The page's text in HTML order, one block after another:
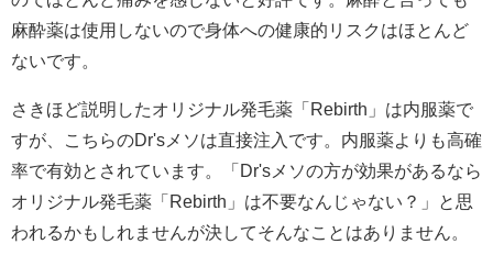
麻酔薬は使用しないので身体への健康的リスクはほとんど
ないです。
さきほど説明したオリジナル発毛薬「Rebirth」は内服薬で
すが、こちらのDr'sメソは直接注入です。内服薬よりも高確
率で有効とされています。「Dr'sメソの方が効果があるなら
オリジナル発毛薬「Rebirth」は不要なんじゃない？」と思
われるかもしれませんが決してそんなことはありません。